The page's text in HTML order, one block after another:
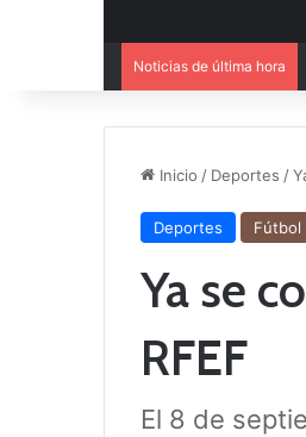
Noticias de última hora
Inicio / Deportes /
Deportes Fútbol
Ya se
RFEF
El 8 de